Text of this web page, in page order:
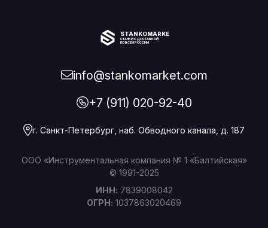
STANKOMARKET
СТАНКИ С ДОСТАВКОЙ
ПО ВСЕЙ РОССИИ
info@stankomarket.com
+7 (911) 020-92-40
г. Санкт-Петербург, наб. Обводного канала, д. 187
ООО «Инструментальная компания № 1 «Балтийская»
© 1991-2025
ИНН: 7839008042
ОГРН: 1037863020469